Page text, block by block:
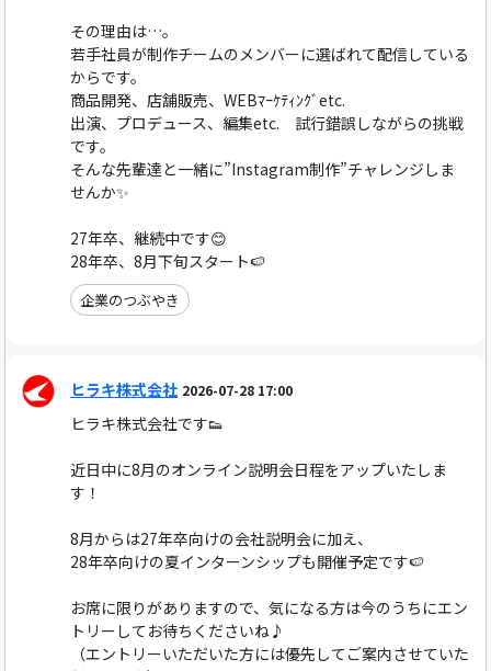
その理由は…。
若手社員が制作チームのメンバーに選ばれて配信している
からです。
商品開発、店舗販売、WEBﾏｰｹﾃｨﾝｸﾞetc.
出演、プロデュース、編集etc. 試行錯誤しながらの挑戦
です。
そんな先輩達と一緒に”Instagram制作”チャレンジしま
せんか✨
27年卒、継続中です😊
28年卒、8月下旬スタート🍉
企業のつぶやき
ヒラキ株式会社 2026-07-28 17:00
ヒラキ株式会社です👟
近日中に8月のオンライン説明会日程をアップいたしま
す！
8月からは27年卒向けの会社説明会に加え、
28年卒向けの夏インターンシップも開催予定です🍉
お席に限りがありますので、気になる方は今のうちにエン
トリーしてお待ちくださいね♪
（エントリーいただいた方には優先してご案内させていた